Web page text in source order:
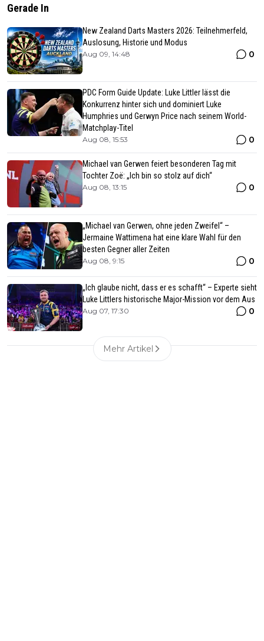
Gerade In
New Zealand Darts Masters 2026: Teilnehmerfeld,
Auslosung, Historie und Modus
Aug 09, 14:48 0
PDC Form Guide Update: Luke Littler lässt die
Konkurrenz hinter sich und dominiert Luke
Humphries und Gerwyn Price nach seinem World-
Matchplay-Titel
Aug 08, 15:53 0
Michael van Gerwen feiert besonderen Tag mit
Tochter Zoë: „Ich bin so stolz auf dich“
Aug 08, 13:15 0
„Michael van Gerwen, ohne jeden Zweifel“ –
Jermaine Wattimena hat eine klare Wahl für den
besten Gegner aller Zeiten
Aug 08, 9:15 0
„Ich glaube nicht, dass er es schafft“ – Experte sieht
Luke Littlers historische Major-Mission vor dem Aus
Aug 07, 17:30 0
Mehr Artikel